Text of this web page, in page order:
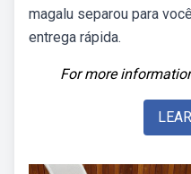
magalu separou para
entrega rápida.
For more